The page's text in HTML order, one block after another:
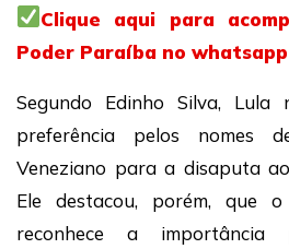
Clique aqui para
Poder Paraíba no whatsapp
Segundo Edinho Silva, Lula
preferência pelos nomes
Veneziano para a disaputa
Ele destacou, porém, que
reconhece a